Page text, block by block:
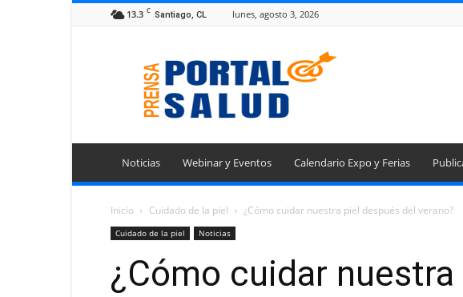
13.3 C Santiago, CL lunes, agosto 3, 2026
Portal
Prensa
Salud
Noticias Webinar y Eventos Calendario Expo y Ferias
Inicio Cuidado de la piel ¿Cómo cuidar nuestra piel después del verano?
Cuidado de la piel Noticias
¿Cómo cuidar